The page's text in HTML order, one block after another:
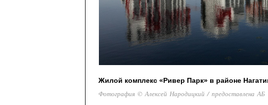
Жилой комплекс «Ривер Парк» в районе
Фотография © Алексей Народицкий / предоставлена